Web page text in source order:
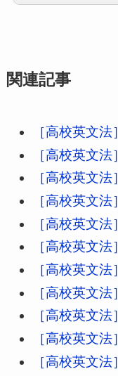
advise O to
忠告する」と
関連記事
［高校英文
［高校英文
［高校英文
［高校英文
［高校英文
［高校英文
［高校英文
［高校英文
［高校英文
［高校英文
［高校英文